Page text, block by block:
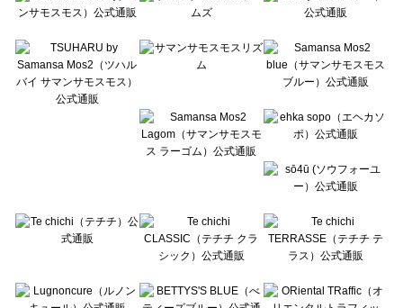
Te chichi CLASSIC（テチチ クラシック）のバッグ一覧
Lugnoncure（ルノンキュール）のバッグ一覧
BETTY'S BLUE（べティーズブルー）のバッグ一覧
Wpc.（ワールドパーティー）のバッグ一覧